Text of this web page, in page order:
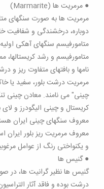
● مرمریت ها (Marmarite)
مرمریت ها به صورت سنگهای
دوباره، درخشندگی و شفافیت
متامورفیسم سنگهای آهکی
متامورفیسم و رشد
نامها و بافتهای متفاوت ریز و
مرمریت درشت بلور، سفید یا
چینی" می نامند. معادن چینی
کریستال و چینی الیگودرز و
معروف سنگهای چینی ایران
معروف مرمریت ریز بلور ایران
و یکنواختی رنگ از عوامل
● گنیس ها
گنیس ها نظیر گرانیت ها، در
درشت بوده و فاقد آثار